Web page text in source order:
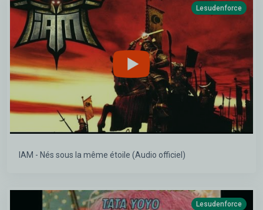
Lesudenforce
IAM - Nés sous la même étoile (Audio officiel)
Lesudenforce